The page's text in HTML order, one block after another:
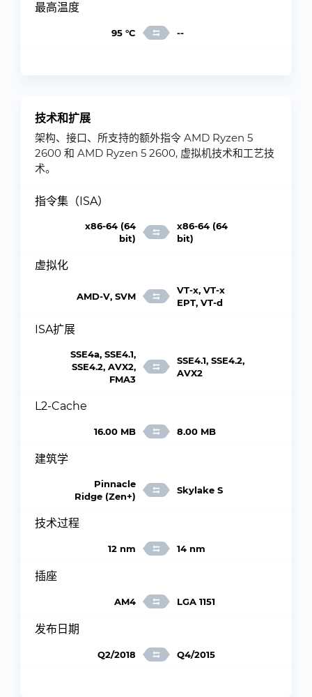
最高温度
95 °C --
技术和扩展
架构、接口、所支持的额外指令 AMD Ryzen 5
2600 和 AMD Ryzen 5 2600, 虚拟机技术和工艺技
术。
指令集（ISA）
x86-64 (64
bit)
x86-64 (64
bit)
虚拟化
AMD-V, SVM
VT-x, VT-x
EPT, VT-d
ISA扩展
SSE4a, SSE4.1,
SSE4.2, AVX2,
FMA3
SSE4.1, SSE4.2,
AVX2
L2-Cache
16.00 MB 8.00 MB
建筑学
Pinnacle
Ridge (Zen+)
Skylake S
技术过程
12 nm 14 nm
插座
AM4 LGA 1151
发布日期
Q2/2018 Q4/2015